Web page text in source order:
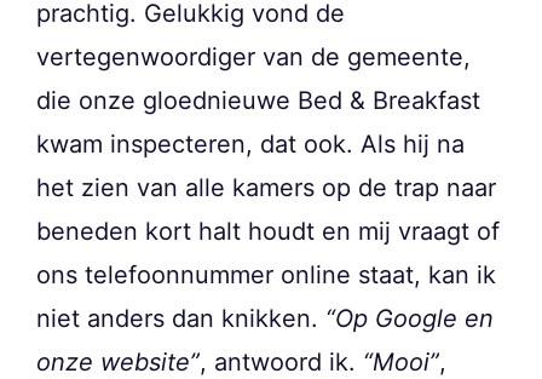
prachtig. Gelukkig vond de
vertegenwoordiger van de gemeente,
die onze gloednieuwe Bed & Breakfast
kwam inspecteren, dat ook. Als hij na
het zien van alle kamers op de trap naar
beneden kort halt houdt en mij vraagt of
ons telefoonnummer online staat, kan ik
niet anders dan knikken. “Op Google en
onze website”, antwoord ik. “Mooi”,